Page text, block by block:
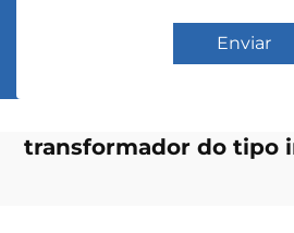
Enviar
transformador do tipo